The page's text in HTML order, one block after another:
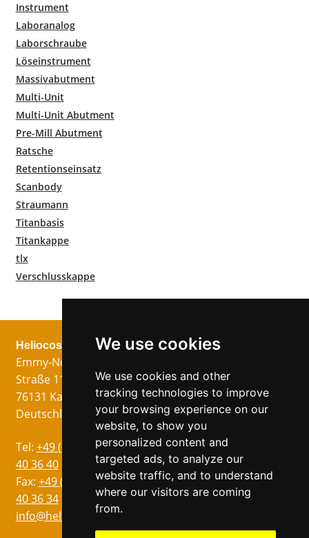
We use cookies
We use cookies and other
tracking technologies to improve
your browsing experience on our
website, to show you
personalized content and
targeted ads, to analyze our
website traffic, and to understand
where our visitors are coming
from.
Instrument
Laboranalog
Laborschraube
Löseinstrument
Massivabutment
Multi-Unit
Multi-Unit Abutment
Pre-Mill Abutment
Ratsche
Retentionseinsatz
Scanbody
Straumann
Titanbasis
Titankappe
tlx
Verschlusskappe
Heliocos GmbH
Emmy-Noether-
Straße 11
76131 Karlsruhe
Deutschland
Tel: +49 (0)721 75
40 36 40
Fax: +49 (0)721 75
40 36 34
info@heliocos.de
Rechtliches
Datenschutz
AGB
Jetzt folgen!
Sprachen
Englisch
Italienisch
Französisch
Tschechisch